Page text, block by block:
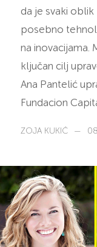
da je svaki oblik
posebno
na inovacijama.
ključan cilj
Ana Pantelić
Fundacion
ZOJA KUKIĆ —